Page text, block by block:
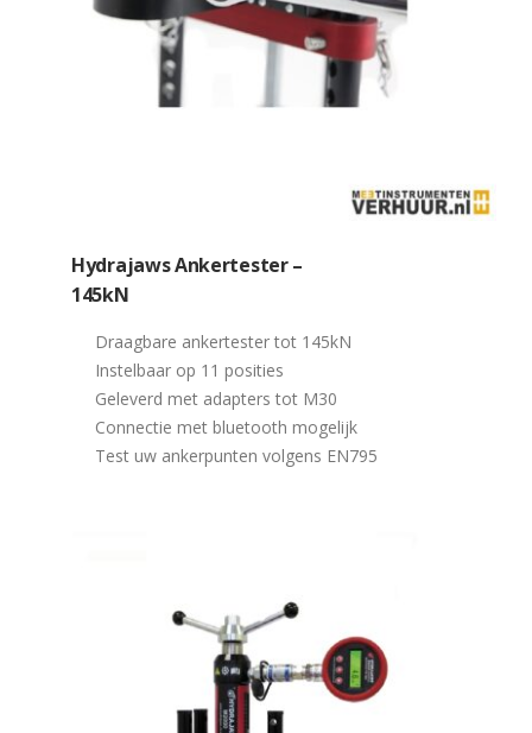
Hydrajaws Ankertester –
145kN
Draagbare ankertester tot 145kN
Instelbaar op 11 posities
Geleverd met adapters tot M30
Connectie met bluetooth mogelijk
Test uw ankerpunten volgens EN795